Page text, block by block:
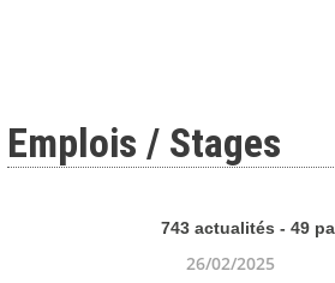
Emplois / Stages
743 actualités - 49
26/02/2025